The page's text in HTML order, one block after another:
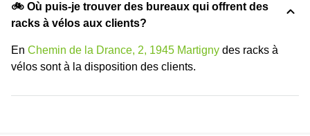
🚲 Où puis-je trouver des bureaux qui offrent des
racks à vélos aux clients?
En Chemin de la Drance, 2, 1945 Martigny des racks à
vélos sont à la disposition des clients.